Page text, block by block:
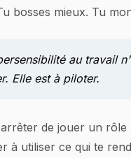
bosses mieux. Tu
au travail
Elle est à piloter.
de jouer un rôle
à utiliser ce qui te